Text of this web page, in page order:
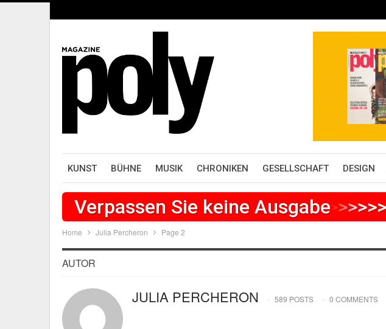
KUNST BÜHNE MUSIK CHRONIKEN GESELLSCHAFT DESIGN
Verpassen Sie keine Ausgabe>>>>>
Home Julia Percheron Page 2
AUTOR
JULIA PERCHERON 589 POSTS 0 COMMENTS